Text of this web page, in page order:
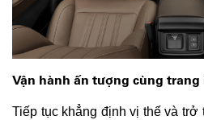
Vận hành ấn tượng cùng
Tiếp tục khẳng định vị thế và